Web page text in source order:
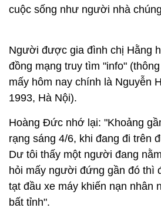
cuộc sống như người nhà
Người được gia đình chị Hằng
đồng mạng truy tìm "info"
mấy hôm nay chính là Nguyễn
1993, Hà Nội).
Hoàng Đức nhớ lại: "Khoảng
rạng sáng 4/6, khi đang đi trên
Dư tôi thấy một người đang
hỏi mấy người đứng gần đó thì
tạt đầu xe máy khiến nạn nhân
bất tỉnh".